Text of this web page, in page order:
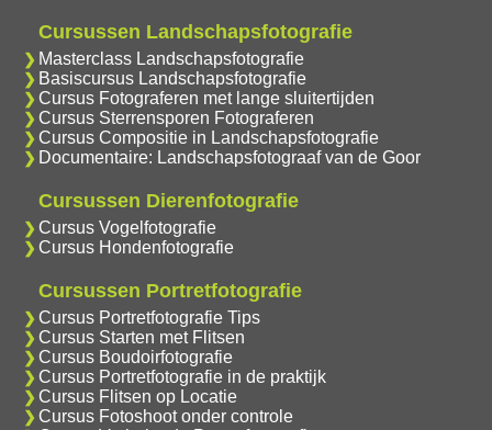
Cursussen Landschapsfotografie
Masterclass Landschapsfotografie
Basiscursus Landschapsfotografie
Cursus Fotograferen met lange sluitertijden
Cursus Sterrensporen Fotograferen
Cursus Compositie in Landschapsfotografie
Documentaire: Landschapsfotograaf van de Goor
Cursussen Dierenfotografie
Cursus Vogelfotografie
Cursus Hondenfotografie
Cursussen Portretfotografie
Cursus Portretfotografie Tips
Cursus Starten met Flitsen
Cursus Boudoirfotografie
Cursus Portretfotografie in de praktijk
Cursus Flitsen op Locatie
Cursus Fotoshoot onder controle